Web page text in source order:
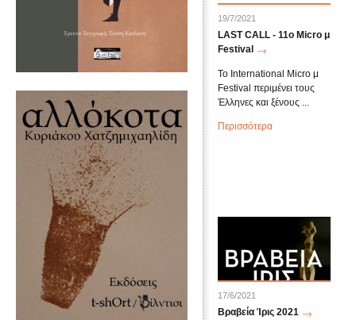
19/7/2021
LAST CALL - 11ο Micro μ
Festival
Το International Micro μ
Festival περιμένει τους
Έλληνες και ξένους ...
Περισσότερα
17/6/2021
Βραβεία Ίρις 2021